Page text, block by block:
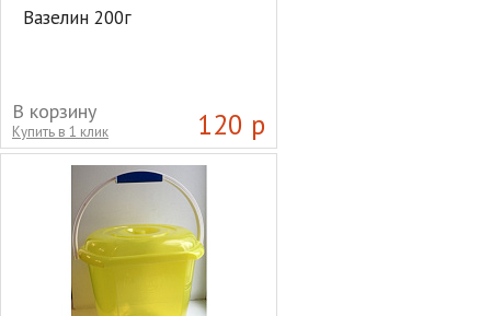
Вазелин 200г
120 р
В корзину
Купить в 1 клик